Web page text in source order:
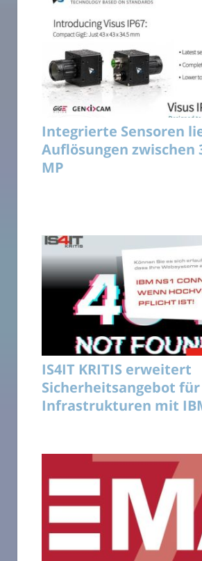
Integrierte Sensoren
Auflösungen zwischen
MP
IS4IT KRITIS erweitert
Sicherheitsangebot
Infrastrukturen mit